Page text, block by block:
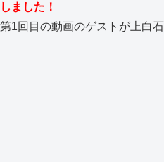
しました！
第1回目の動画のゲストが上白